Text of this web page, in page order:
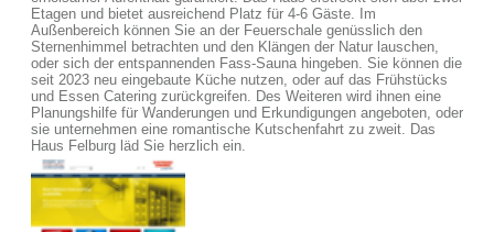
Etagen und bietet ausreichend Platz für 4-6 Gäste. Im
Außenbereich können Sie an der Feuerschale genüsslich den
Sternenhimmel betrachten und den Klängen der Natur lauschen,
oder sich der entspannenden Fass-Sauna hingeben. Sie können die
seit 2023 neu eingebaute Küche nutzen, oder auf das Frühstücks
und Essen Catering zurückgreifen. Des Weiteren wird ihnen eine
Planungshilfe für Wanderungen und Erkundigungen angeboten, oder
sie unternehmen eine romantische Kutschenfahrt zu zweit. Das
Haus Felburg läd Sie herzlich ein.